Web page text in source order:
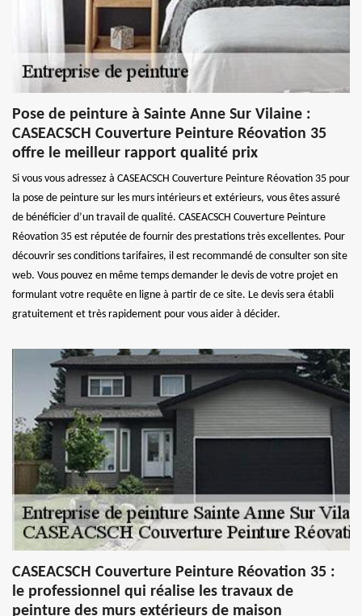
Pose de peinture à Sainte Anne Sur Vilaine :
CASEACSCH Couverture Peinture Réovation 35
offre le meilleur rapport qualité prix
Si vous vous adressez à CASEACSCH Couverture Peinture Réovation 35 pour
la pose de peinture sur les murs intérieurs et extérieurs, vous êtes assuré
de bénéficier d’un travail de qualité. CASEACSCH Couverture Peinture
Réovation 35 est réputée de fournir des prestations très excellentes. Pour
découvrir ses conditions tarifaires, il est recommandé de consulter son site
web. Vous pouvez en même temps demander le devis de votre projet en
formulant votre requête en ligne à partir de ce site. Le devis sera établi
gratuitement et très rapidement pour vous aider à décider.
CASEACSCH Couverture Peinture Réovation 35 :
le professionnel qui réalise les travaux de
peinture des murs extérieurs de maison